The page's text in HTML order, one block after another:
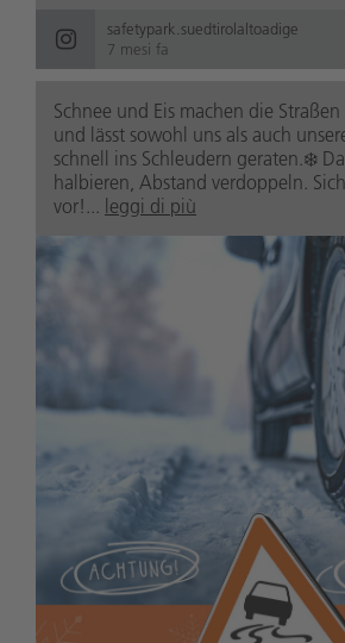
safetypark.suedtirolaltoadige
7 mesi fa
Schnee und Eis machen die
und lässt sowohl uns als auch
schnell ins Schleudern geraten.❄️
halbieren, Abstand verdoppeln.
vor!... leggi di più